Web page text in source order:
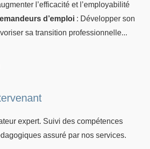
l’efficacité et l’employabilité
d’emploi : Développer son
sa transition professionnelle...
expert. Suivi des compétences
assuré par nos services.